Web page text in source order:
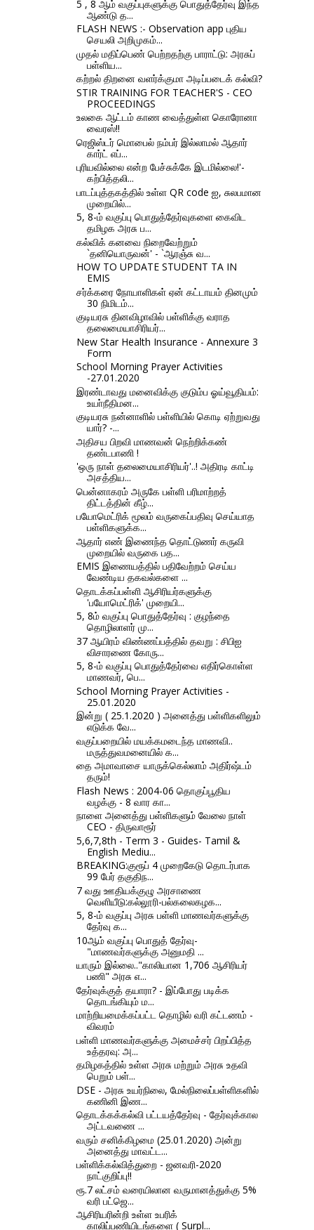
5 , 8 ஆம் வகுப்புகளுக்கு பொதுத்தேர்வு இந்த
ஆண்டு த...
FLASH NEWS :- Observation app புதிய
செயலி அறிமுகம்...
முதல் மதிப்பெண் பெற்றதற்கு பாராட்டு: அரசுப்
பள்ளிய...
கற்றல் திறனை வளர்க்குமா அடிப்படைக் கல்வி?
STIR TRAINING FOR TEACHER'S - CEO
PROCEEDINGS
உலகை ஆட்டம் காண வைத்துள்ள கொரோனா
வைரஸ்!!
ரெஜிஸ்டர் மொபைல் நம்பர் இல்லாமல் ஆதார்
கார்ட் எப்...
புரியவில்லை என்ற பேச்சுக்கே இடமில்லை!'-
கற்பித்தலி...
பாடப்புத்தகத்தில் உள்ள QR code ஐ, சுலபமான
முறையில்...
5, 8-ம் வகுப்பு பொதுத்தேர்வுகளை கைவிட
தமிழக அரசு ப...
கல்விக் கனவை நிறைவேற்றும்
`தனியொருவன்' - `ஆரஞ்சு வ...
HOW TO UPDATE STUDENT TA IN
EMIS
சர்க்கரை நோயாளிகள் ஏன் கட்டாயம் தினமும்
30 நிமிடம்...
குடியரசு தினவிழாவில் பள்ளிக்கு வராத
தலைமையாசிரியர்...
New Star Health Insurance - Annexure 3
Form
School Morning Prayer Activities
-27.01.2020
இரண்டாவது மனைவிக்கு குடும்ப ஓய்வூதியம்:
உயா்நீதிமன...
குடியரசு நன்னாளில் பள்ளியில் கொடி ஏற்றுவது
யார்? -...
அதிசய பிறவி மாணவன் நெற்றிக்கண்
தண்டபாணி !
'ஒரு நாள் தலைமையாசிரியர்'..! அதிரடி காட்டி
அசத்திய...
பென்னாகரம் அருகே பள்ளி பரிமாற்றத்
திட்டத்தின் கீழ்...
பயோமெட்ரிக் மூலம் வருகைப்பதிவு செய்யாத
பள்ளிகளுக்க...
ஆதார் எண் இணைந்த தொட்டுணர் கருவி
முறையில் வருகை பத...
EMIS இணையத்தில் பதிவேற்றம் செய்ய
வேண்டிய தகவல்களை ...
தொடக்கப்பள்ளி ஆசிரியர்களுக்கு
'பயோமெட்ரிக்' முறையி...
5, 8ம் வகுப்பு பொதுத்தேர்வு : குழந்தை
தொழிலாளர் மு...
37 ஆயிரம் விண்ணப்பத்தில் தவறு : சிபிஐ
விசாரணை கோரு...
5, 8-ம் வகுப்பு பொதுத்தேர்வை எதிர்கொள்ள
மாணவர், பெ...
School Morning Prayer Activities -
25.01.2020
இன்று ( 25.1.2020 ) அனைத்து பள்ளிகளிலும்
எடுக்க வே...
வகுப்பறையில் மயக்கமடைந்த மாணவி..
மருத்துவமனையில் க...
தை அமாவாசை யாருக்கெல்லாம் அதிர்ஷ்டம்
தரும்!
Flash News : 2004-06 தொகுப்பூதிய
வழக்கு - 8 வார கா...
நாளை அனைத்து பள்ளிகளும் வேலை நாள்
CEO - திருவாரூர்
5,6,7,8th - Term 3 - Guides- Tamil &
English Mediu...
BREAKING:குரூப் 4 முறைகேடு தொடர்பாக
99 பேர் தகுதிந...
7 வது ஊதியக்குழு அரசாணை
வெளியீடு:கல்லூரி-பல்கலைகழக...
5, 8-ம் வகுப்பு அரசு பள்ளி மாணவர்களுக்கு
தேர்வு க...
10ஆம் வகுப்பு பொதுத் தேர்வு-
"மாணவர்களுக்கு அனுமதி ...
யாரும் இல்லை.."காலியான 1,706 ஆசிரியர்
பணி" அரசு எ...
தேர்வுக்குத் தயாரா? - இப்போது படிக்க
தொடங்கியும் ம...
மாற்றியமைக்கப்பட்ட தொழில் வரி கட்டணம் -
விவரம்
பள்ளி மாணவர்களுக்கு அமைச்சர் பிறப்பித்த
உத்தரவு: அ...
தமிழகத்தில் உள்ள அரசு மற்றும் அரசு உதவி
பெறும் பள்...
DSE - அரசு உயர்நிலை, மேல்நிலைப்பள்ளிகளில்
கணினி இண...
தொடக்கக்கல்வி பட்டயத்தேர்வு - தேர்வுக்கால
அட்டவணை ...
வரும் சனிக்கிழமை (25.01.2020) அன்று
அனைத்து மாவட்ட...
பள்ளிக்கல்வித்துறை - ஜனவரி-2020
நாட்குறிப்பு!!
ரூ.7 லட்சம் வரையிலான வருமானத்துக்கு 5%
வரி பட்ஜெ...
ஆசிரியரின்றி உள்ள உபரிக்
காலிப்பணியிடங்களை ( Surpl...